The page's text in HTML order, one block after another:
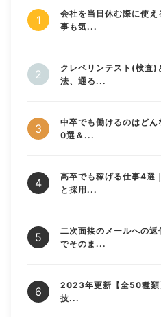
会社を当日休む際に使
事も気...
クレペリンテスト(検査)
法、通る...
中卒でも働けるのはど
0選＆...
高卒でも稼げる仕事4選
と採用...
二次面接のメールへの
でそのま...
2023年更新【全50種類
技...